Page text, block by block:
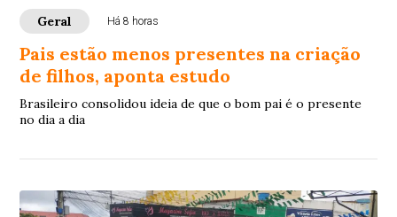
Geral Há 8 horas
Pais estão menos presentes na criação
de filhos, aponta estudo
Brasileiro consolidou ideia de que o bom pai é o presente
no dia a dia